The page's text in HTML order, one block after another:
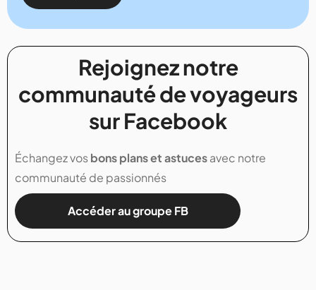
Rejoignez notre
communauté de voyageurs
sur Facebook
Échangez vosbons plans et astucesavec notre
communauté de passionnés
Accéder au groupe FB